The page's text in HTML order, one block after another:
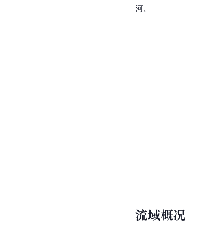
河。
流域概况